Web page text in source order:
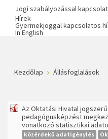
Jogi szabályozással
Hírek
Gyermekjoggal kapcsolatos
In English
Kezdőlap Állásfoglalások
Az Oktatási Hivatal
pedagógusképzést
vonatkozó statisztikai
közérdekű adatigénylés